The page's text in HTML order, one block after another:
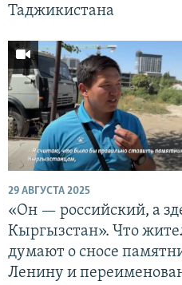
Таджикистана
29 АВГУСТА 2025
«Он — российский, а
Кыргызстан». Что
думают о сносе
Ленину и